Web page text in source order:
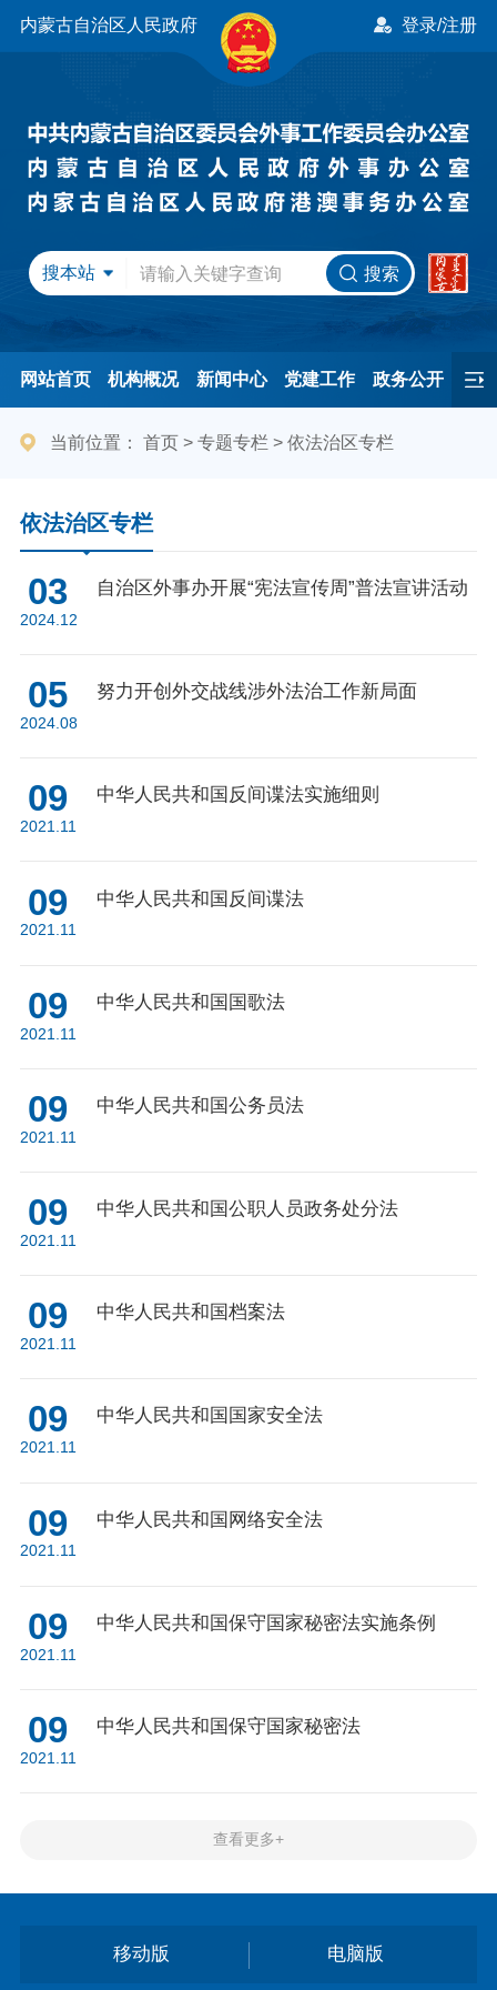
内蒙古自治区人民政府 登录/注册
搜本站 搜索
网站首页 机构概况 新闻中心 党建工作 政务公开
办事服务 民间友好 港澳事务 互动交流 专题专栏
当前位置： 首页> 专题专栏 > 依法治区专栏
依法治区专栏
03
2024.12
自治区外事办开展“宪法宣传周”普法宣讲活动
05
2024.08
努力开创外交战线涉外法治工作新局面
09
2021.11
中华人民共和国反间谍法实施细则
09
2021.11
中华人民共和国反间谍法
09
2021.11
中华人民共和国国歌法
09
2021.11
中华人民共和国公务员法
09
2021.11
中华人民共和国公职人员政务处分法
09
2021.11
中华人民共和国档案法
09
2021.11
中华人民共和国国家安全法
09
2021.11
中华人民共和国网络安全法
09
2021.11
中华人民共和国保守国家秘密法实施条例
09
2021.11
中华人民共和国保守国家秘密法
查看更多+
移动版 电脑版